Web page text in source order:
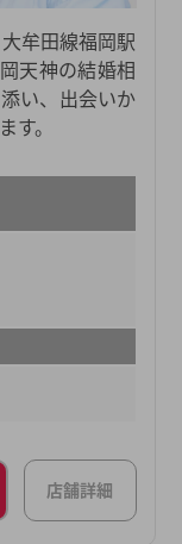
牟田線福岡駅
天神の結婚相
い、出会いか
す。
店舗詳細